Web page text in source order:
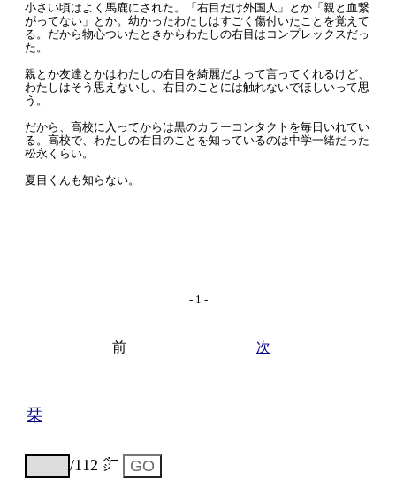
小さい頃はよく馬鹿にされた。「右目だけ外国人」とか「親と血繋
がってない」とか。幼かったわたしはすごく傷付いたことを覚えて
る。だから物心ついたときからわたしの右目はコンプレックスだっ
た。
親とか友達とかはわたしの右目を綺麗だよって言ってくれるけど、
わたしはそう思えないし、右目のことには触れないでほしいって思
う。
だから、高校に入ってからは黒のカラーコンタクトを毎日いれてい
る。高校で、わたしの右目のことを知っているのは中学一緒だった
松永くらい。
夏目くんも知らない。
- 1 -
前 次
栞
/112 ㌻